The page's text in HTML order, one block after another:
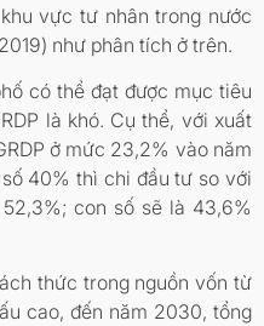
vực tư nhân trong nước
như phân tích ở trên.
có thể đạt được mục tiêu
là khó. Cụ thể, với xuất
ở mức 23,2% vào năm
40% thì chi đầu tư so với
con số sẽ là 43,6%
thức trong nguồn vốn từ
cao, đến năm 2030, tổng